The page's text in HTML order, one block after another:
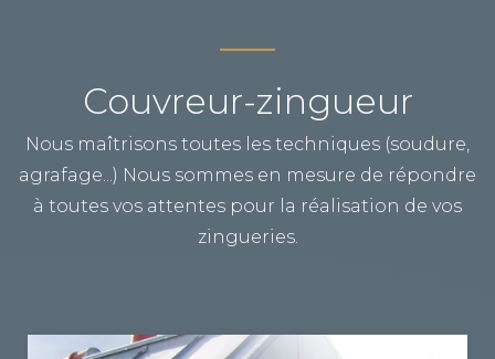
Couvreur-zingueur
Nous maîtrisons toutes les techniques (soudure,
agrafage...) Nous sommes en mesure de répondre
à toutes vos attentes pour la réalisation de vos
zingueries.